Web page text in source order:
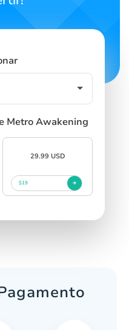
Metro Awakening
29.99 USD
$19